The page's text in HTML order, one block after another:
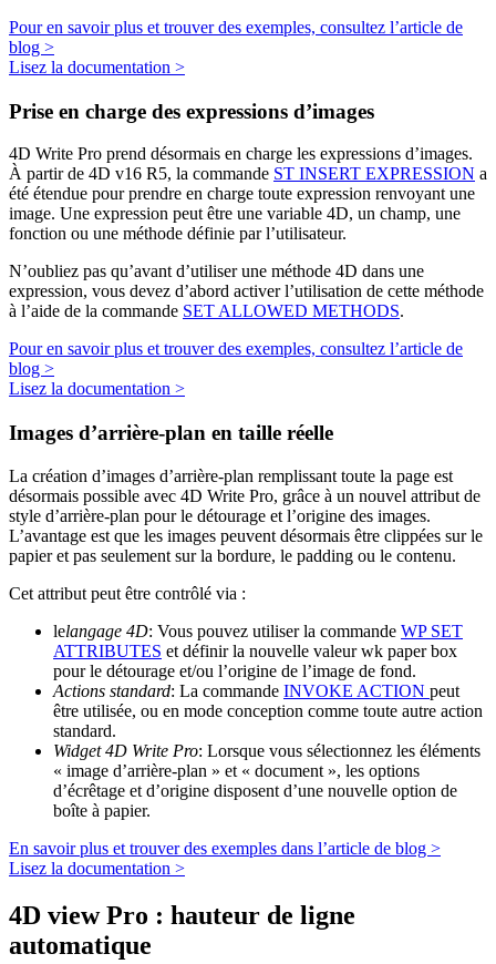
Pour en savoir plus et trouver des exemples, consultez l’article de
blog >
Lisez la documentation >
Prise en charge des expressions d’images
4D Write Pro prend désormais en charge les expressions d’images.
À partir de 4D v16 R5, la commande ST INSERT EXPRESSION a
été étendue pour prendre en charge toute expression renvoyant une
image. Une expression peut être une variable 4D, un champ, une
fonction ou une méthode définie par l’utilisateur.
N’oubliez pas qu’avant d’utiliser une méthode 4D dans une
expression, vous devez d’abord activer l’utilisation de cette méthode
à l’aide de la commande SET ALLOWED METHODS.
Pour en savoir plus et trouver des exemples, consultez l’article de
blog >
Lisez la documentation >
Images d’arrière-plan en taille réelle
La création d’images d’arrière-plan remplissant toute la page est
désormais possible avec 4D Write Pro, grâce à un nouvel attribut de
style d’arrière-plan pour le détourage et l’origine des images.
L’avantage est que les images peuvent désormais être clippées sur le
papier et pas seulement sur la bordure, le padding ou le contenu.
Cet attribut peut être contrôlé via :
lelangage 4D: Vous pouvez utiliser la commande WP SET
ATTRIBUTES et définir la nouvelle valeurwk paper box
pour le détourage et/ou l’origine de l’image de fond.
Actions standard: La commande INVOKE ACTION peut
être utilisée, ou en mode conception comme toute autre action
standard.
Widget 4D Write Pro: Lorsque vous sélectionnez les éléments
« image d’arrière-plan » et « document », les options
d’écrêtage et d’origine disposent d’une nouvelle option de
boîte à papier.
En savoir plus et trouver des exemples dans l’article de blog >
Lisez la documentation >
4D view Pro : hauteur de ligne
automatique